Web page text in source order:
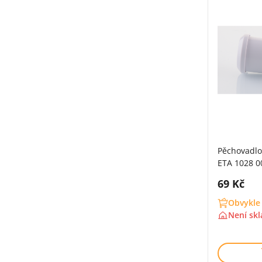
Pěchovadlo
ETA 1028
Cena s
69 Kč
Není